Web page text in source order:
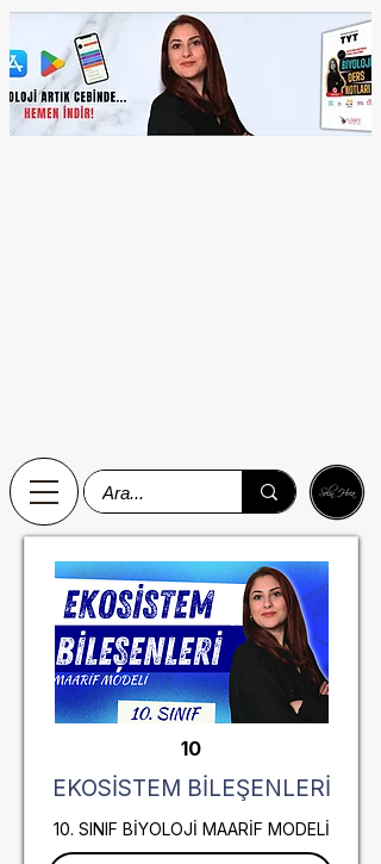
10
EKOSİSTEM BİLEŞENLERİ
10. SINIF BİYOLOJİ MAARİF MODELİ